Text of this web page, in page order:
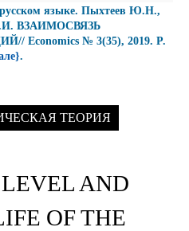
языке. Пыхтеев Ю.Н.,
ВЗАИМОСВЯЗЬ
№ 3(35), 2019. P.
.
ТЕОРИЯ
AND
OF THE